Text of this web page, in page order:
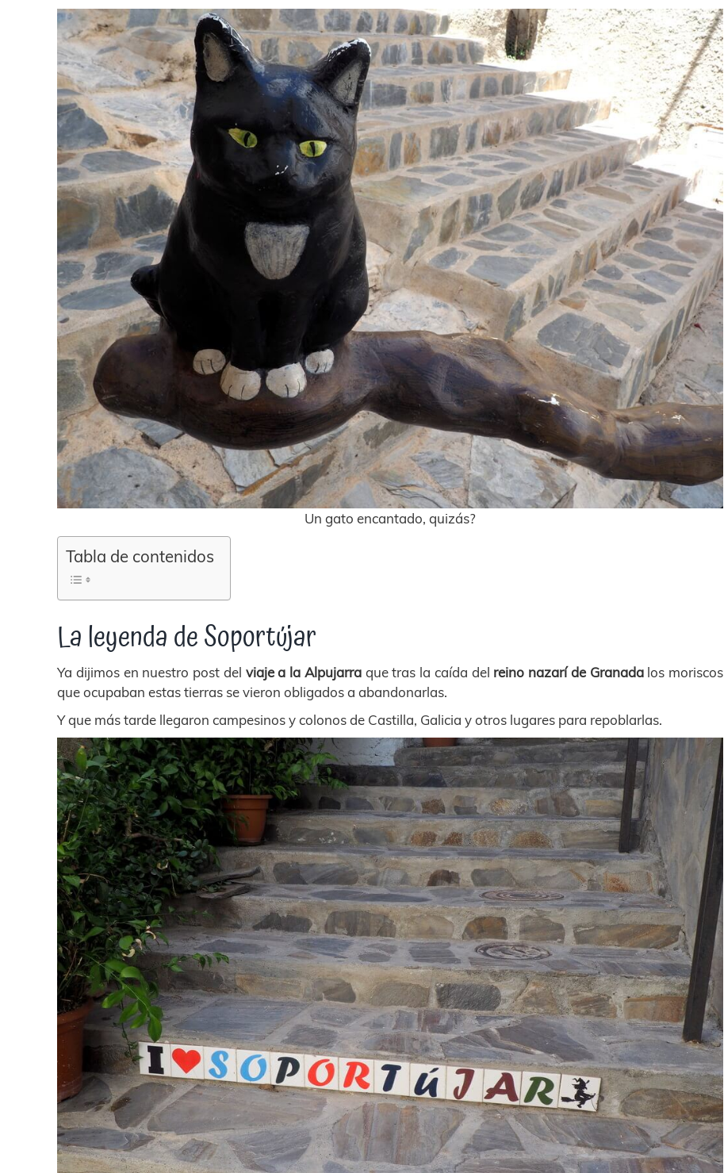
Un gato encantado, quizás?
Tabla de contenidos
La leyenda de Soportújar
Ya dijimos en nuestro post del viaje a la Alpujarraque tras la caída del reino nazarí de Granadalos moriscos
que ocupaban estas tierras se vieron obligados a abandonarlas.
Y que más tarde llegaron campesinos y colonos de Castilla, Galicia y otros lugares para repoblarlas.